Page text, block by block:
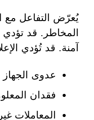
المخاطر. قد تؤدي
آمنة. قد تُؤدي
عدوى الجهاز
فقدان
المعاملات